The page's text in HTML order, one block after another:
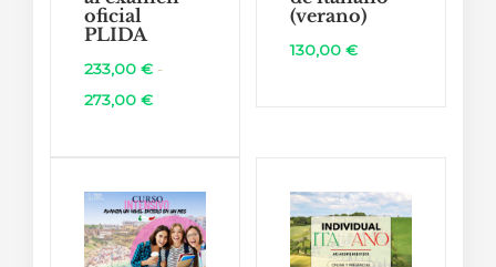
oficial
PLIDA
233,00 € -
273,00 €Rango
desde
233,00 €
hasta
(verano)
130,00€